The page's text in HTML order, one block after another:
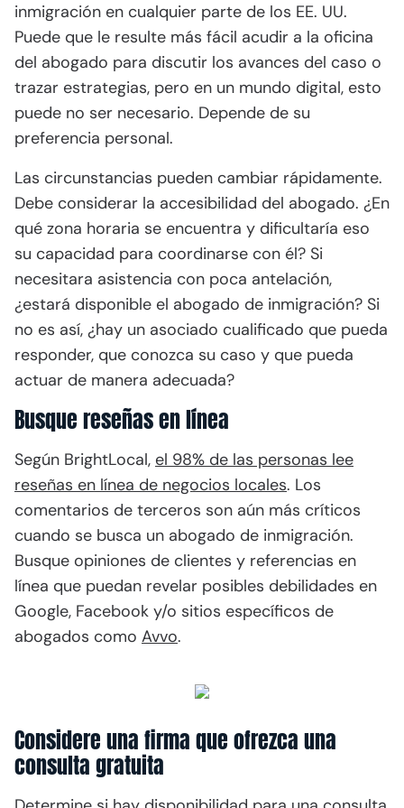
inmigración en cualquier parte de los EE. UU.
Puede que le resulte más fácil acudir a la oficina
del abogado para discutir los avances del caso o
trazar estrategias, pero en un mundo digital, esto
puede no ser necesario. Depende de su
preferencia personal.
Las circunstancias pueden cambiar rápidamente.
Debe considerar la accesibilidad del abogado. ¿En
qué zona horaria se encuentra y dificultaría eso
su capacidad para coordinarse con él? Si
necesitara asistencia con poca antelación,
¿estará disponible el abogado de inmigración? Si
no es así, ¿hay un asociado cualificado que pueda
responder, que conozca su caso y que pueda
actuar de manera adecuada?
Busque reseñas en línea
Según BrightLocal, el 98% de las personas lee
reseñas en línea de negocios locales. Los
comentarios de terceros son aún más críticos
cuando se busca un abogado de inmigración.
Busque opiniones de clientes y referencias en
línea que puedan revelar posibles debilidades en
Google, Facebook y/o sitios específicos de
abogados como Avvo.
Considere una firma que ofrezca una
consulta gratuita